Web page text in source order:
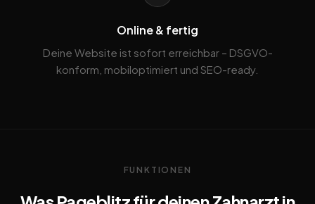
Online & fertig
Deine Website ist sofort erreichbar – DSGVO-
konform, mobiloptimiert und SEO-ready.
FUNKTIONEN